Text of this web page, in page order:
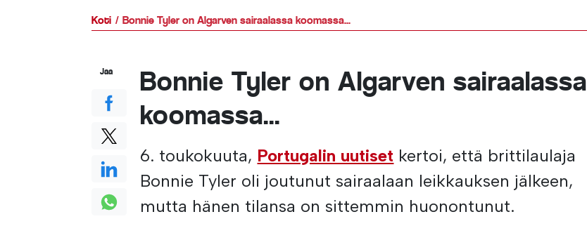
Koti Bonnie Tyler on Algarven sairaalassa koomassa...
Bonnie Tyler on Algarven sairaalassa
koomassa...
6. toukokuuta, Portugalin uutiset kertoi, että brittilaulaja
Bonnie Tyler oli joutunut sairaalaan leikkauksen jälkeen,
mutta hänen tilansa on sittemmin huonontunut.
Jaa